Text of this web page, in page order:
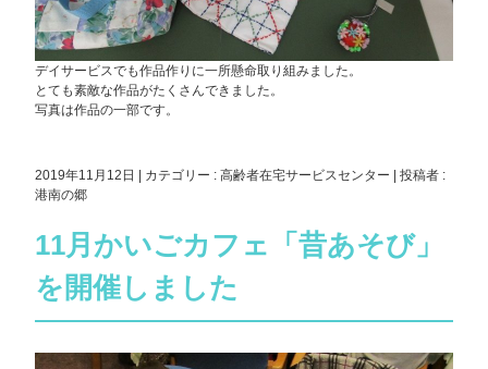
デイサービスでも作品作りに一所懸命取り組みました。
とても素敵な作品がたくさんできました。
写真は作品の一部です。
2019年11月12日 カテゴリー : 高齢者在宅サービスセンター
投稿者 :
港南の郷
11月かいごカフェ「昔あそび」
を開催しました